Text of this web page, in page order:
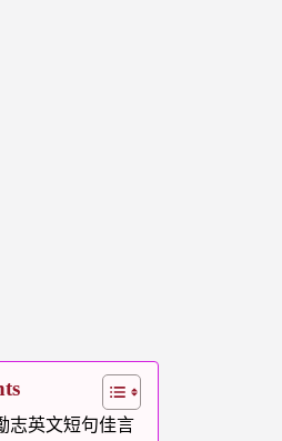
志英文短句佳言